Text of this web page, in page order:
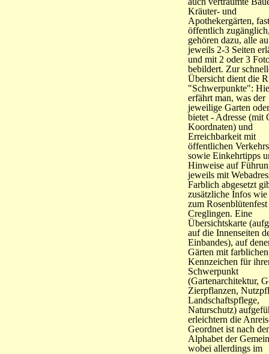
Kräuter- und
Apothekergärten,
öffentlich
gehören dazu, alle
jeweils 2-3 Seiten
und mit 2 oder 3
bebildert. Zur
Übersicht dient die
"Schwerpunkte":
erfährt man, was der
jeweilige Garten
bietet - Adresse (mit
Koordnaten) und
Erreichbarkeit mit
öffentlichen
sowie Einkehrtipps
Hinweise auf
jeweils mit
Farblich abgesetzt
zusätzliche Infos
zum
Creglingen. Eine
Übersichtskarte
auf die Innenseiten
Einbandes), auf
Gärten mit farblichen
Kennzeichen für
Schwerpunkt
(Gartenarchitektur,
Zierpflanzen,
Landschaftspflege,
Naturschutz)
erleichtern die
Geordnet ist nach
Alphabet der
wobei allerdings im